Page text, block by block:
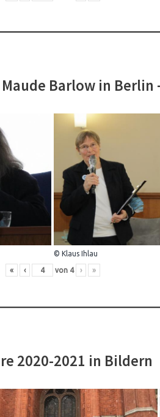
Barlow in Berlin
© Klaus Ihlau
« ‹ von 4 › »
2020-2021 in Bildern